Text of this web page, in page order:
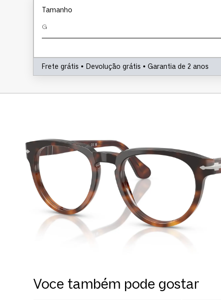
Tamanho
G
Frete grátis • Devolução grátis • Garantia de 2 anos
Voce também pode gostar